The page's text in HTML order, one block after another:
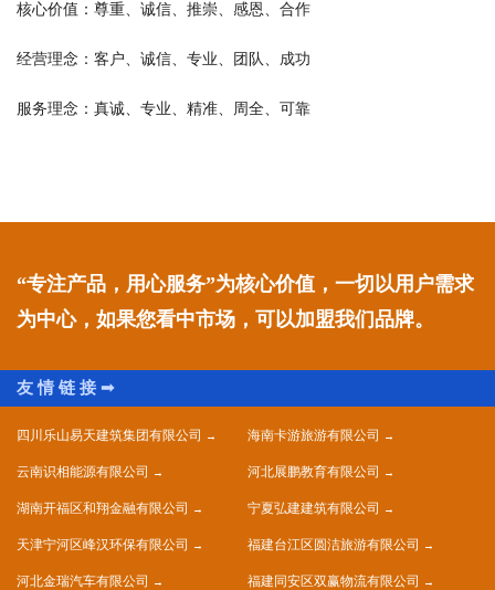
核心价值：尊重、诚信、推崇、感恩、合作
经营理念：客户、诚信、专业、团队、成功
服务理念：真诚、专业、精准、周全、可靠
“专注产品，用心服务”为核心价值，一切以用户需求
为中心，如果您看中市场，可以加盟我们品牌。
四川乐山易天建筑集团有限公司 海南卡游旅游有限公司
云南识相能源有限公司 河北展鹏教育有限公司
湖南开福区和翔金融有限公司 宁夏弘建建筑有限公司
天津宁河区峰汉环保有限公司 福建台江区圆洁旅游有限公司
河北金瑞汽车有限公司 福建同安区双赢物流有限公司